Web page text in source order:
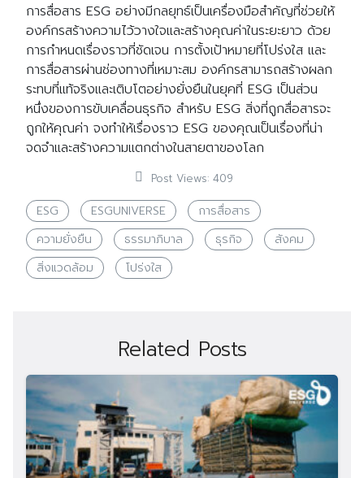
การสื่อสาร ESG อย่างมีกลยุทธ์เป็นเครื่องมือสำคัญที่ช่วยให้
องค์กรสร้างความไว้วางใจและสร้างคุณค่าในระยะยาว ด้วย
การกำหนดเรื่องราวที่ชัดเจน การตั้งเป้าหมายที่โปร่งใส และ
การสื่อสารผ่านช่องทางที่เหมาะสม องค์กรสามารถสร้างผลก
ระทบที่แท้จริงและเติบโตอย่างยั่งยืนในยุคที่ ESG เป็นส่วน
หนึ่งของการขับเคลื่อนธุรกิจ สำหรับ ESG สิ่งที่ถูกสื่อสารจะ
ถูกให้คุณค่า จงทำให้เรื่องราว ESG ของคุณเป็นเรื่องที่น่า
จดจำและสร้างความแตกต่างในสายตาของโลก
Post Views: 409
ESG ESGUNIVERSE
การสื่อสาร
ความยั่งยืน
ธรรมาภิบาล ธุรกิจ
สังคม
สิ่งแวดล้อม
โปร่งใส
Related Posts